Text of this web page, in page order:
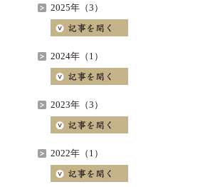
2025年（3）
2024年（1）
2023年（3）
2022年（1）